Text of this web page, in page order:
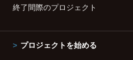
終了間際のプロジェクト
プロジェクトを始める